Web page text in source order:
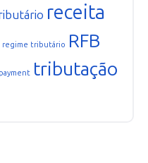
receita
regime tributário RFB
tributação